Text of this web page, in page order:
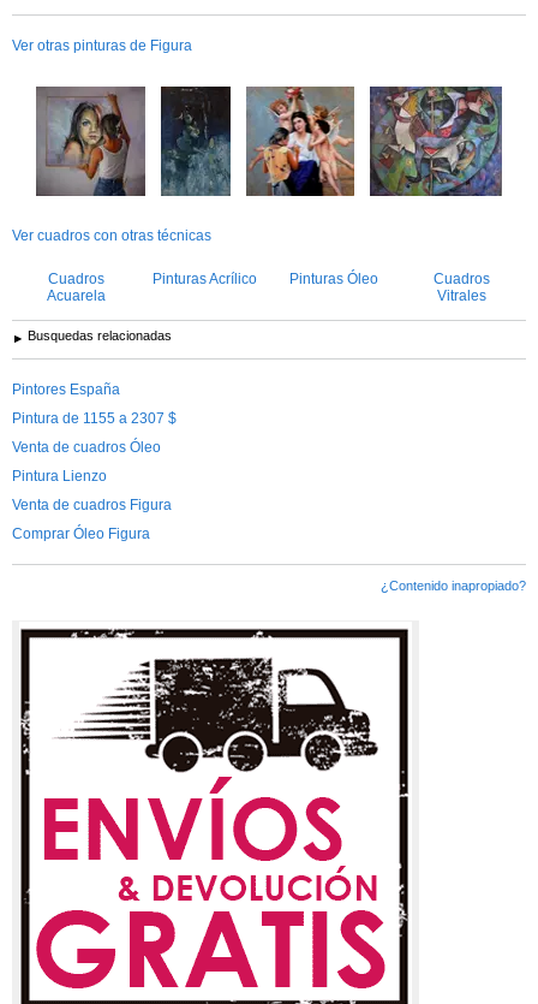
Ver otras pinturas de Figura
Ver cuadros con otras técnicas
Cuadros
Acuarela
Pinturas Acrílico Pinturas Óleo
Cuadros
Vitrales
Busquedas relacionadas
Pintores España
Pintura de 1155 a 2307 $
Venta de cuadros Óleo
Pintura Lienzo
Venta de cuadros Figura
Comprar Óleo Figura
¿Contenido inapropiado?